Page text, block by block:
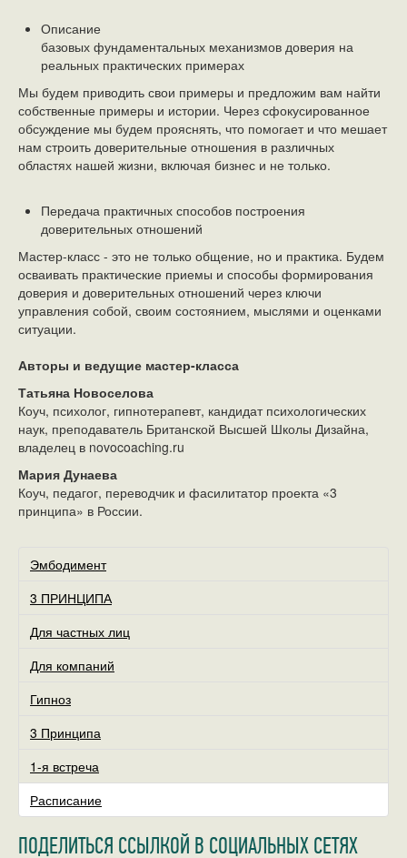
Описание
базовых фундаментальных механизмов доверия на
реальных практических примерах
Мы будем приводить свои примеры и предложим вам найти
собственные примеры и истории. Через сфокусированное
обсуждение мы будем прояснять, что помогает и что мешает
нам строить доверительные отношения в различных
областях нашей жизни, включая бизнес и не только.
Передача практичных способов построения
доверительных отношений
Мастер-класс - это не только общение, но и практика. Будем
осваивать практические приемы и способы формирования
доверия и доверительных отношений через ключи
управления собой, своим состоянием, мыслями и оценками
ситуации.
Авторы и ведущие мастер-класса
Татьяна Новоселова
Коуч, психолог, гипнотерапевт, кандидат психологических
наук, преподаватель Британской Высшей Школы Дизайна,
владелец в novocoaching.ru
Мария Дунаева
Коуч, педагог, переводчик и фасилитатор проекта «3
принципа» в России.
Эмбодимент
3 ПРИНЦИПА
Для частных лиц
Для компаний
Гипноз
3 Принципа
1-я встреча
Расписание
ПОДЕЛИТЬСЯ ССЫЛКОЙ В СОЦИАЛЬНЫХ СЕТЯХ